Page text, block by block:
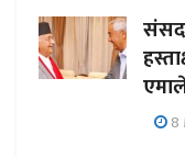
संसद
8